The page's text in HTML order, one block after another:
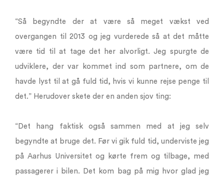
“Så begyndte der at være så meget vækst ved
overgangen til 2013 og jeg vurderede så at det måtte
være tid til at tage det her alvorligt. Jeg spurgte de
udviklere, der var kommet ind som partnere, om de
havde lyst til at gå fuld tid, hvis vi kunne rejse penge til
det.” Herudover skete der en anden sjov ting:
“Det hang faktisk også sammen med at jeg selv
begyndte at bruge det. Før vi gik fuld tid, underviste jeg
på Aarhus Universitet og kørte frem og tilbage, med
passagerer i bilen. Det kom bag på mig hvor glad jeg